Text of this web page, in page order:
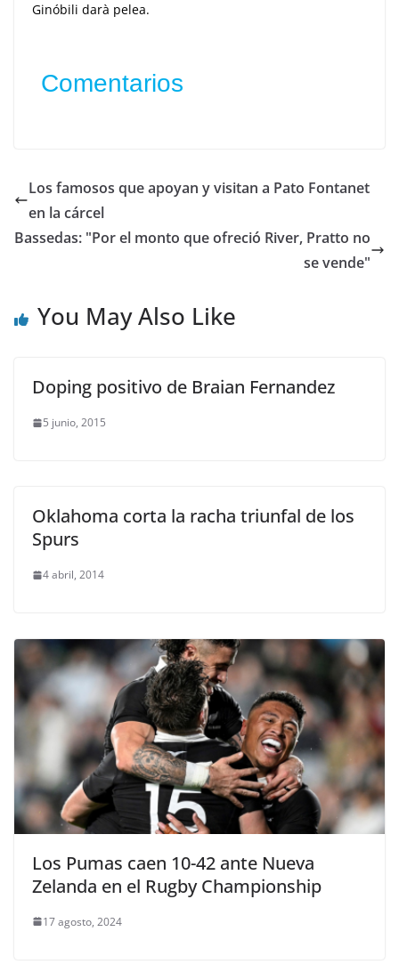
Ginóbili darà pelea.
Comentarios
Los famosos que apoyan y visitan a Pato Fontanet
en la cárcel
Bassedas: "Por el monto que ofreció River, Pratto no
se vende"
You May Also Like
Doping positivo de Braian Fernandez
5 junio, 2015
Oklahoma corta la racha triunfal de los
Spurs
4 abril, 2014
Los Pumas caen 10-42 ante Nueva
Zelanda en el Rugby Championship
17 agosto, 2024